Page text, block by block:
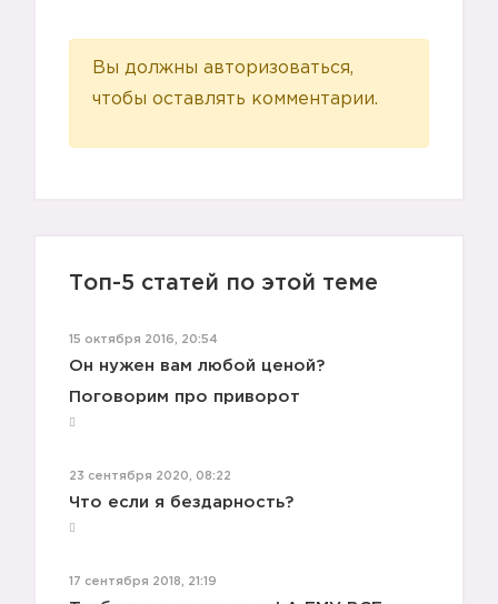
Вы должны авторизоваться,
чтобы оставлять комментарии.
Топ-5 статей по этой теме
15 октября 2016, 20:54
Он нужен вам любой ценой?
Поговорим про приворот
23 сентября 2020, 08:22
Что если я бездарность?
17 сентября 2018, 21:19